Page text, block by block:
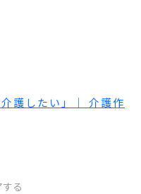
護したい」｜ 介護作
る